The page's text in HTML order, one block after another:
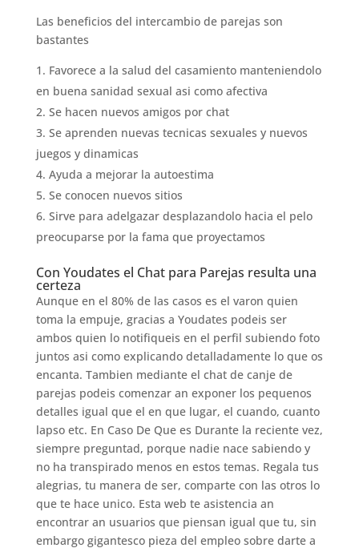
Las beneficios del intercambio de parejas son
bastantes
Favorece a la salud del casamiento manteniendolo
en buena sanidad sexual asi­ como afectiva
Se hacen nuevos amigos por chat
Se aprenden nuevas tecnicas sexuales y nuevos
juegos y dinamicas
Ayuda a mejorar la autoestima
Se conocen nuevos sitios
Sirve para adelgazar desplazandolo hacia el pelo
preocuparse por la fama que proyectamos
Con Youdates el Chat para Parejas resulta una
certeza
Aunque en el 80% de las casos es el varon quien
toma la empuje, gracias a Youdates podeis ser
ambos quien lo notifiqueis en el perfil subiendo foto
juntos asi­ como explicando detalladamente lo que os
encanta. Tambien mediante el chat de canje de
parejas podeis comenzar an exponer los pequenos
detalles igual que el en que lugar, el cuando, cuanto
lapso etc. En Caso De Que es Durante la reciente vez,
siempre preguntad, porque nadie nace sabiendo y
no ha transpirado menos en estos temas. Regala tus
alegrias, tu manera de ser, comparte con las otros lo
que te hace unico. Esta web te asistencia an
encontrar an usuarios que piensan igual que tu, sin
embargo gigantesco pieza del empleo sobre darte a